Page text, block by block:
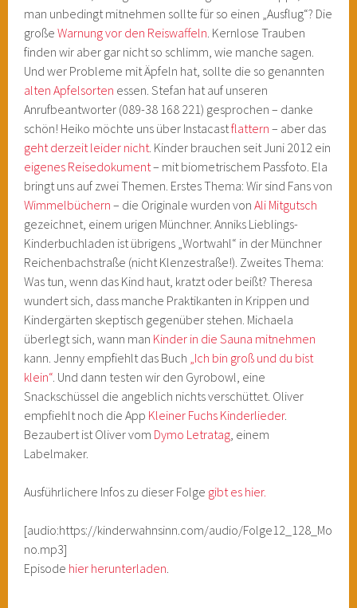
man unbedingt mitnehmen sollte für so einen „Ausflug“? Die
großeWarnung vor den Reiswaffeln. Kernlose Trauben
finden wir aber gar nicht so schlimm, wie manche sagen.
Und wer Probleme mit Äpfeln hat, sollte die so genannten
alten Apfelsorten essen. Stefan hat auf unseren
Anrufbeantworter (089-38 168 221) gesprochen – danke
schön! Heiko möchte uns über Instacastflattern – aber das
geht derzeit leider nicht. Kinder brauchen seit Juni 2012 ein
eigenes Reisedokument– mit biometrischem Passfoto. Ela
bringt uns auf zwei Themen. Erstes Thema: Wir sind Fans von
Wimmelbüchern – die Originale wurden vonAli Mitgutsch
gezeichnet, einem urigen Münchner. Anniks Lieblings-
Kinderbuchladen ist übrigens „Wortwahl“ in der Münchner
Reichenbachstraße (nicht Klenzestraße!). Zweites Thema:
Was tun, wenn das Kind haut, kratzt oder beißt? Theresa
wundert sich, dass manche Praktikanten in Krippen und
Kindergärten skeptisch gegenüber stehen. Michaela
überlegt sich, wann man Kinder in die Sauna mitnehmen
kann. Jenny empfiehlt das Buch „Ich bin groß und du bist
klein“. Und dann testen wir den Gyrobowl, eine
Snackschüssel die angeblich nichts verschüttet. Oliver
empfiehlt noch die App Kleiner Fuchs Kinderlieder.
Bezaubert ist Oliver vom Dymo Letratag, einem
Labelmaker.
Ausführlichere Infos zu dieser Folge gibt es hier.
[audio:https://kinderwahnsinn.com/audio/Folge12_128_Mo
no.mp3]
Episode hier herunterladen.